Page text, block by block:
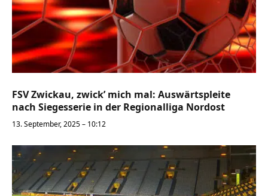
FSV Zwickau, zwick’ mich mal: Auswärtspleite
nach Siegesserie in der Regionalliga Nordost
13. September, 2025 – 10:12